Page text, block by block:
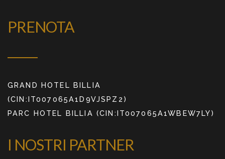
PRENOTA
GRAND HOTEL BILLIA
(CIN:IT007065A1D9VJSPZ2)
PARC HOTEL BILLIA (CIN:IT007065A1WBEW7LY)
I NOSTRI PARTNER